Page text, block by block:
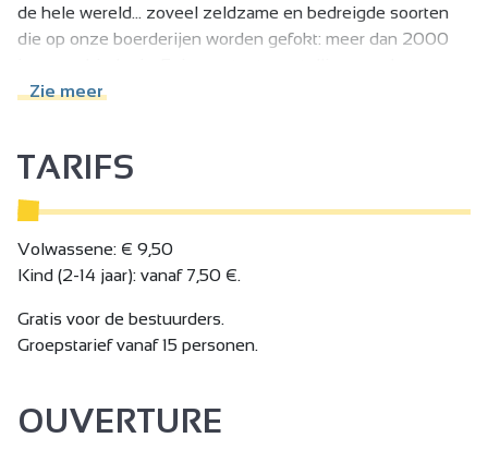
de hele wereld... zoveel zeldzame en bedreigde soorten
die op onze boerderijen worden gefokt: meer dan 2000
maken van wol en boter (geanimeerd op
van bijen, een tuin met geneeskrachtige planten en oude
groenten, een botanisch parcours en het museum van
oude caravans: het enige in zijn soort in Europa. Voor
kinderen (en volwassenen...) is er het 1001 liefdespark met
lammetjes en geitjes (je kunt ze weggeven).
proeven van onze tuingerechten: super kort circuit evenals
ijsjes en diverse dranken van lokale producenten.
beschikbaar.
Zie meer
TARIFS
Volwassene: € 9,50
Kind (2-14 jaar): vanaf 7,50 €.
Gratis voor de bestuurders.
Groepstarief vanaf 15 personen.
OUVERTURE